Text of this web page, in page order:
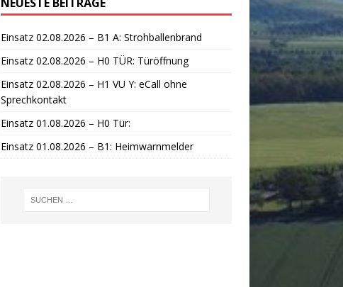
e
sEinsatz 02.08.2026 – B1 A: Strohballenbrand
Einsatz 02.08.2026 – H0 TÜR: Türöffnung
Einsatz 02.08.2026 – H1 VU Y: eCall ohne
Sprechkontakt
Einsatz 01.08.2026 – H0 Tür:
Einsatz 01.08.2026 – B1: Heimwarnmelder